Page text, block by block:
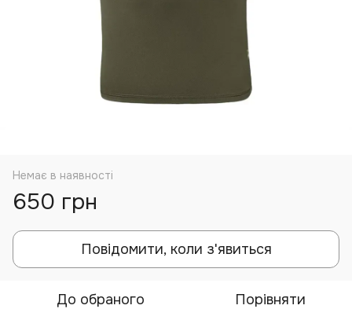
Немає в наявності
650 грн
Повідомити, коли з'явиться
До обраного Порівняти